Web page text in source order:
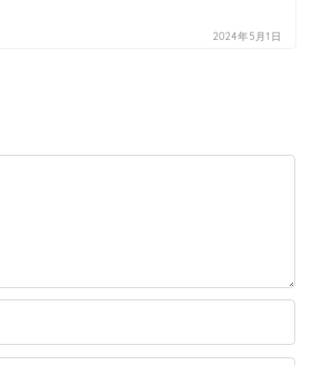
2024年5月1日